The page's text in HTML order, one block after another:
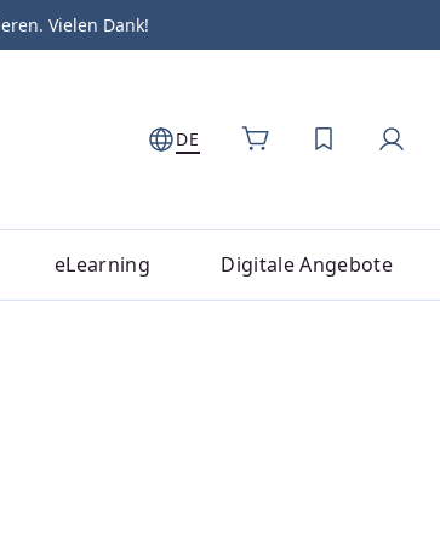
Vielen Dank!
DE DU HAST 0
eLearning Digitale Angebote